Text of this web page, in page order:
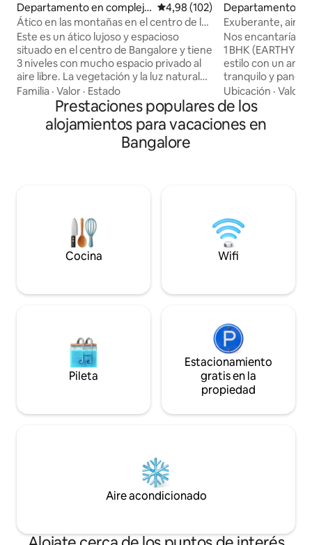
Departamento en complejo
residencial en Seshadripura
m
Calificación promedio: 4,98 de
4,98 (102)
Ático en las montañas en el centro de la
ciudad
Este es un ático lujoso y espacioso
situado en el centro de Bangalore y tiene
3 niveles con mucho espacio privado al
aire libre. La vegetación y la luz natural
que entra por la claraboya y los enormes
ventanales de vidrio son los aspectos
más destacados. El alojamiento está
completamente equipado con todos los
servicios modernos necesarios para una
televisores de 65 pulgadas y barra de
sonido JBL 5.1 son algunas de las
comodidades estándar.
Familia · Valor · Estado
Departamento en
t
Exuberante,
cerca de NIFT |
Nos encantaría
1 BHK (EARTHY
estilo con un
tranquilo y
Balcón Oasis:
de sol
Locale: 2 minutos
cafés, boutiques
un refugio acogedor! - 5.º
ascensor)
Ubicación ·Valor
Prestaciones populares de los
alojamientos para vacaciones en
Bangalore
Cocina Wifi
Pileta
Estacionamiento
gratis en la
propiedad
Aire acondicionado